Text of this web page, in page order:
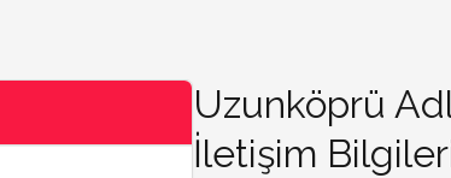
Uzunköprü
İletişim